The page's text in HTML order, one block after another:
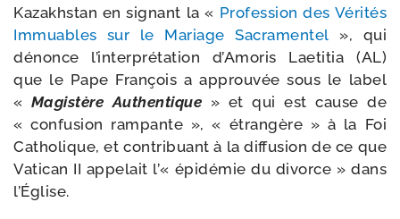
Kazakhstan en signant la « Profession des Vérités
Immuables sur le Mariage Sacramentel », qui
dénonce l’in­ter­pré­ta­tion d’Amoris Laetitia (AL)
que le Pape François a approu­vée sous le label
« Magistère Authentique » et qui est cause de
« confu­sion ram­pante », « étran­gère » à la Foi
Catholique, et contri­buant à la dif­fu­sion de ce que
Vatican II appe­lait l’« épi­dé­mie du divorce » dans
l’Église.